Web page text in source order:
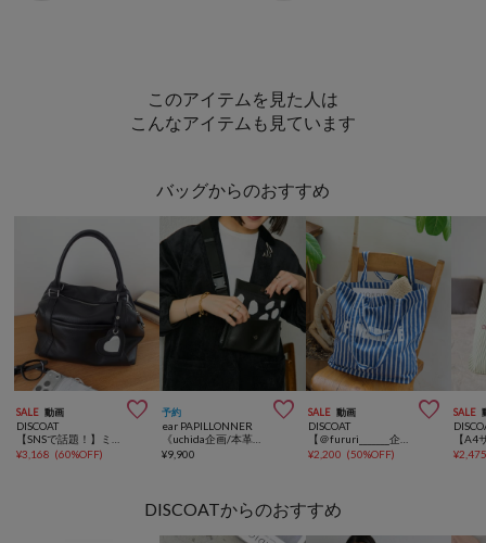
このアイテムを見た人は
こんなアイテムも見ています
バッグからのおすすめ
SALE 動画 
DISCOAT
¥3,168 (60%OFF)
予約 
ear PAPILLONNER
¥9,900
SALE 動画 
DISCOAT
¥2,200 (50%OFF)
SALE
¥
DISCOATからのおすすめ